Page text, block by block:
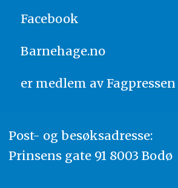
Facebook
Barnehage.no
er medlem av Fagpressen
Post- og besøksadresse:
Prinsens gate 91 8003 Bodø